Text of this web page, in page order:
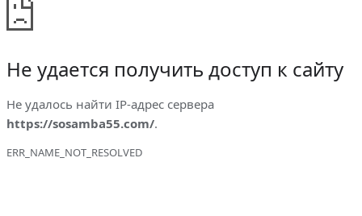
Не удается получить доступ к сайту
Не удалось найти IP-адрес сервера
https://sosamba55.com/.
ERR_NAME_NOT_RESOLVED